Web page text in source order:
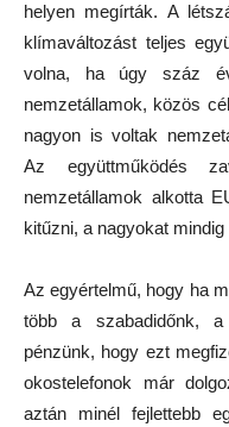
helyen megírták. A
klímaváltozást teljes
volna, ha úgy száz
nemzetállamok, közös
nagyon is voltak
Az együttműködés
nemzetállamok alkotta
kitűzni, a nagyokat
Az egyértelmű, hogy ha
több a szabadidőnk,
pénzünk, hogy ezt
okostelefonok már
aztán minél fejlettebb